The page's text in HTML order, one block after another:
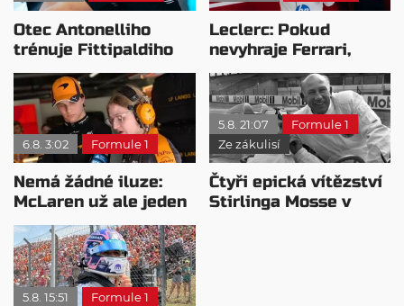
Otec Antonelliho
trénuje Fittipaldiho
syna: Brazilec
vychvaluje lídra
Leclerc: Pokud
nevyhraje Ferrari,
přeji titul
Antonellimu
6.8. 3:02 Formule 1
Nemá žádné iluze:
McLaren už ale jeden
návrat ze dna dokázal
5.8. 21:07
Formule 1
Ze zákulisí
Čtyři epická vítězství
Stirlinga Mosse v
5.8. 15:51 Formule 1